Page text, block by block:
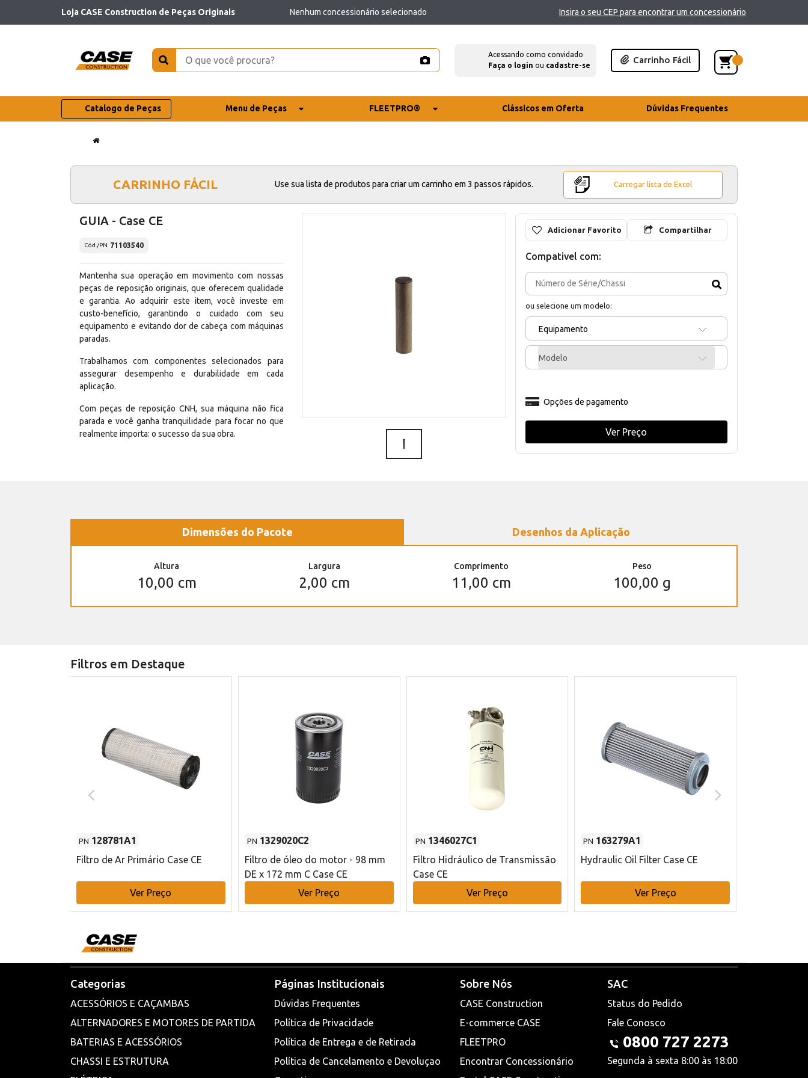
Loja CASE Construction de Peças Originais Nenhum concessionário selecionado Insira o seu CEP para encontrar um concessionário
Acessando como convidado
Faça o login ou cadastre-se
Carrinho Fácil
Catalogo de Peças Menu de Peças FLEETPRO® Clássicos em Oferta Dúvidas Frequentes
CARRINHO FÁCIL Use sua lista de produtos para criar um carrinho em 3 passos rápidos. Carregar lista de Excel
GUIA - Case CE
Cód./PN 71103540
Mantenha sua operação em movimento com nossas
peças de reposição originais, que oferecem qualidade
e garantia. Ao adquirir este item, você investe em
custo-benefício, garantindo o cuidado com seu
equipamento e evitando dor de cabeça com máquinas
paradas.
Trabalhamos com componentes selecionados para
assegurar desempenho e durabilidade em cada
aplicação.
Com peças de reposição CNH, sua máquina não fica
parada e você ganha tranquilidade para focar no que
realmente importa: o sucesso da sua obra.
Adicionar Favorito Compartilhar
Compativel com:
ou selecione um modelo:
Equipamento
Modelo
Opções de pagamento
Ver Preço
Dimensões do Pacote Desenhos da Aplicação
Altura
10,00 cm
Largura
2,00 cm
Comprimento
11,00 cm
Peso
100,00 g
Filtros em Destaque
PN 128781A1
Filtro de Ar Primário Case CE
Ver Preço
PN 1329020C2
Filtro de óleo do motor - 98 mm
DE x 172 mm C Case CE
Ver Preço
PN 1346027C1
Filtro Hidráulico de Transmissão
Case CE
Ver Preço
PN 163279A1
Hydraulic Oil Filter Case CE
Ver Preço
Categorias
ACESSÓRIOS E CAÇAMBAS
ALTERNADORES E MOTORES DE PARTIDA
BATERIAS E ACESSÓRIOS
CHASSI E ESTRUTURA
Páginas Institucionais
Dúvidas Frequentes
Política de Privacidade
Política de Entrega e de Retirada
Política de Cancelamento e Devoluçao
Sobre Nós
CASE Construction
E-commerce CASE
FLEETPRO
Encontrar Concessionário
SAC
Status do Pedido
Fale Conosco
0800 727 2273
Segunda à sexta 8:00 às 18:00